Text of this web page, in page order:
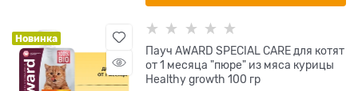
Новинка
Пауч AWARD SPECIAL CARE для котят
от 1 месяца "пюре" из мяса курицы
Healthy growth 100 гр